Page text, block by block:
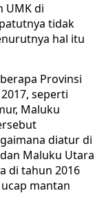
UMK di
tidak
hal itu
Provinsi
seperti
Maluku
diatur di
Maluku Utara
di tahun 2016
ucap mantan